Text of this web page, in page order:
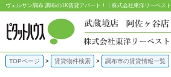
ヴェルサン調布 調布の1K賃貸アパート！｜株式会社東洋リーベスト
TOPページ 賃貸物件検索 調布市の賃貸情報一覧